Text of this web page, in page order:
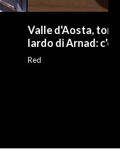
Valle d'Aosta,
lardo di Arnad: c'è
Red